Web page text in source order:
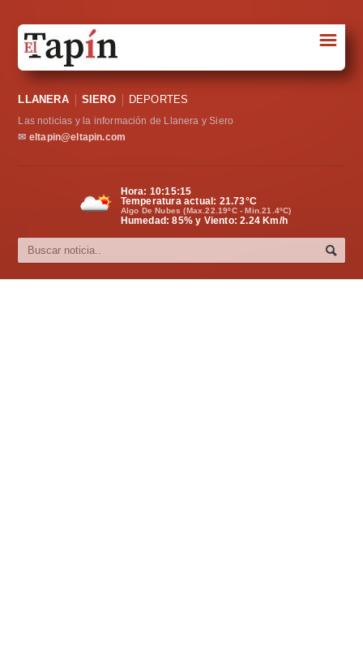
Sociedad
Política
Cultura
☰
LLANERA SIERO DEPORTES
Las noticias y la información de Llanera y Siero
✉ eltapin@eltapin.com
Hora: 10:15:15
Temperatura actual: 21.73°C
Algo De Nubes (Max.22.19ºC - Min.21.4ºC)
Humedad: 85% y Viento: 2.24 Km/h